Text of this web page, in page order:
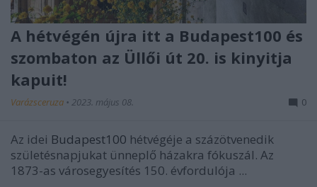
A hétvégén újra itt a Budapest100 és
szombaton az Üllői út 20. is kinyitja
kapuit!
Varázsceruza • 2023. május 08. 0
Az idei Budapest100 hétvégéje a százötvenedik
születésnapjukat ünneplő házakra fókuszál. Az
1873-as városegyesítés 150. évfordulója ...